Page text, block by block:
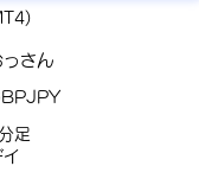
っさん
イ
足